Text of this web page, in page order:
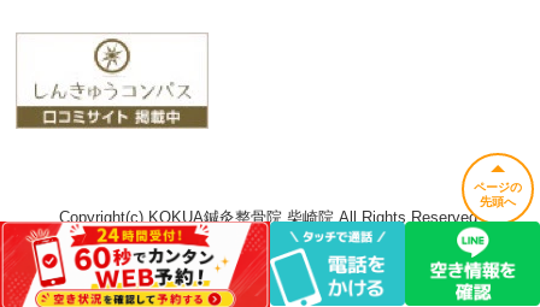
ページの
先頭へ
Copyright(c) KOKUA鍼灸整骨院 柴崎院 All Rights Reserved.